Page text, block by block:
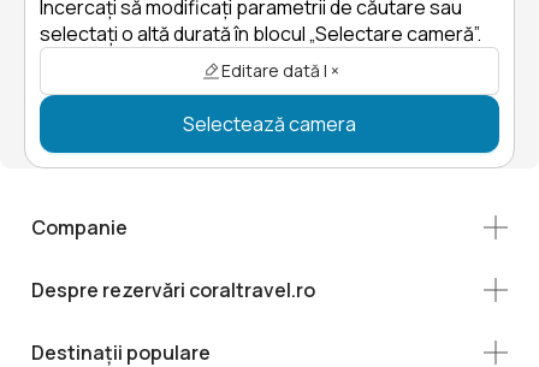
Încercați să modificați parametrii de căutare sau
selectați o altă durată în blocul „Selectare cameră”.
Editare dată | ×
Selectează camera
Companie
Despre rezervări coraltravel.ro
Destinații populare